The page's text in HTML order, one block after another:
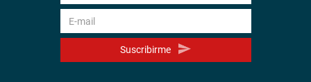
Suscribirme